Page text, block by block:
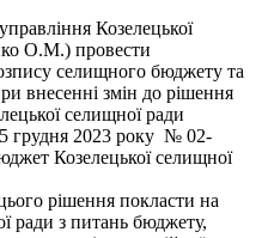
Козелецької
О.М.) провести
селищного бюджету та
внесенні змін до рішення
селищної ради
грудня 2023 року № 02-
Козелецької селищної
рішення покласти на
ради з питань бюджету,